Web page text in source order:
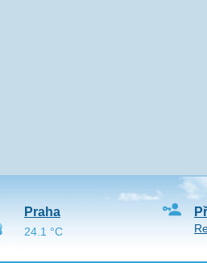
Praha
24.1 °C